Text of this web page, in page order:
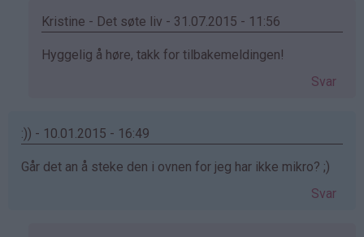
Kristine - Det søte liv - 31.07.2015 - 11:56
Som
:)
bekreftet)
Hyggelig å høre, takk for tilbakemeldingen!
Svar
:)) - 10.01.2015 - 16:49
Går det an å steke den i ovnen for jeg har ikke mikro? ;)
Svar